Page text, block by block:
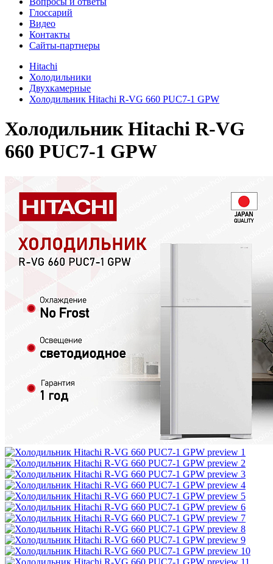
Глоссарий
Видео
Контакты
Сайты-партнеры
Hitachi
Холодильники
Двухкамерные
Холодильник Hitachi R-VG 660 PUC7-1 GPW
ХолодильникHitachi R-VG
660 PUC7-1 GPW